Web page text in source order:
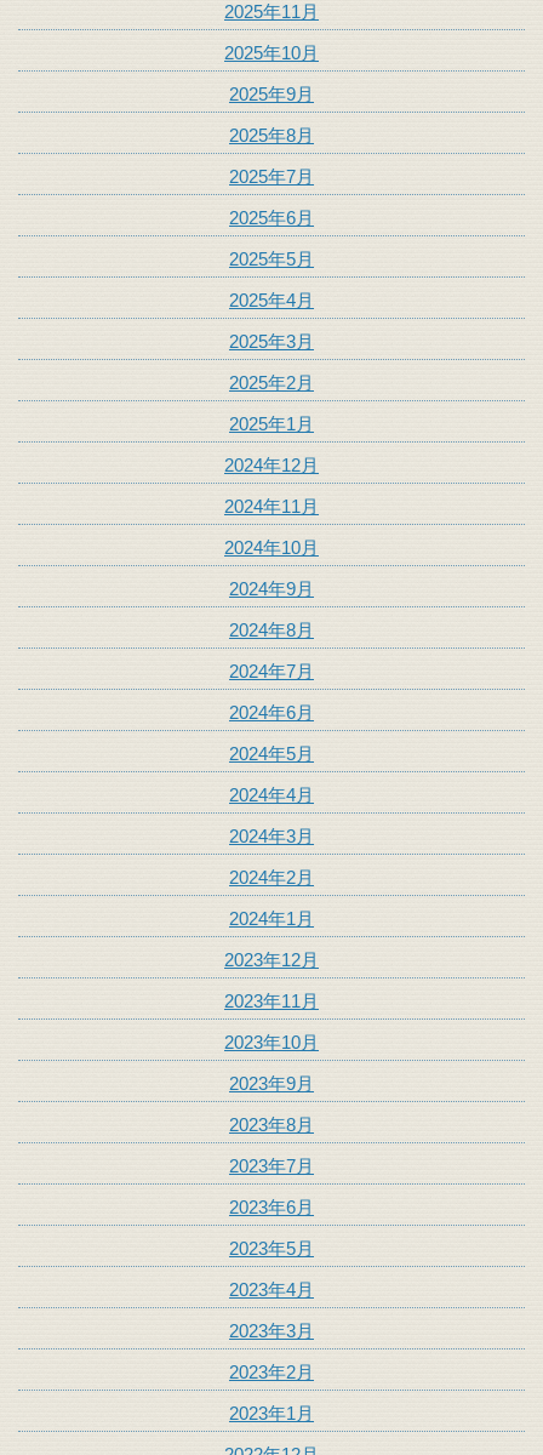
2025年11月
2025年10月
2025年9月
2025年8月
2025年7月
2025年6月
2025年5月
2025年4月
2025年3月
2025年2月
2025年1月
2024年12月
2024年11月
2024年10月
2024年9月
2024年8月
2024年7月
2024年6月
2024年5月
2024年4月
2024年3月
2024年2月
2024年1月
2023年12月
2023年11月
2023年10月
2023年9月
2023年8月
2023年7月
2023年6月
2023年5月
2023年4月
2023年3月
2023年2月
2023年1月